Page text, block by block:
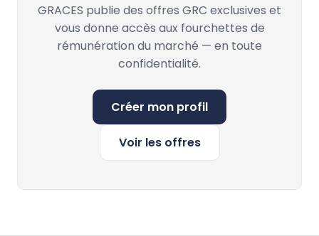
GRACES publie des offres GRC exclusives et
vous donne accès aux fourchettes de
rémunération du marché — en toute
confidentialité.
Créer mon profil
Voir les offres